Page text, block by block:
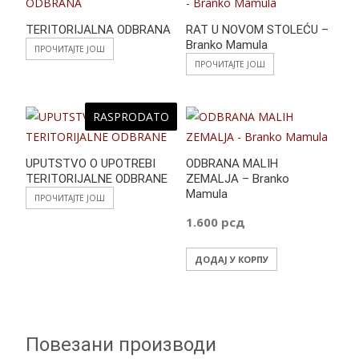
TERITORIJALNA ODBRANA
ПРОЧИТАЈТЕ ЈОШ
RAT U NOVOM STOLEĆU –
Branko Mamula
ПРОЧИТАЈТЕ ЈОШ
RASPRODATO
UPUTSTVO O UPOTREBI
TERITORIJALNE ODBRANE
ПРОЧИТАЈТЕ ЈОШ
ODBRANA MALIH
ZEMALJA – Branko
Mamula
1.600 рсд
ДОДАЈ У КОРПУ
Повезани производи